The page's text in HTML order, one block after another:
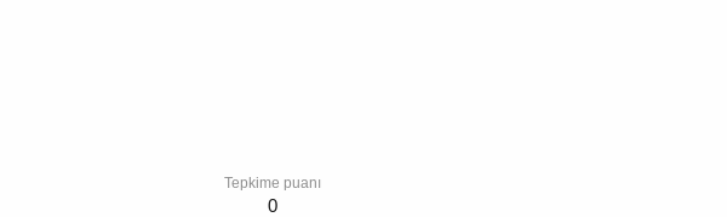
Tepkime puanı
0